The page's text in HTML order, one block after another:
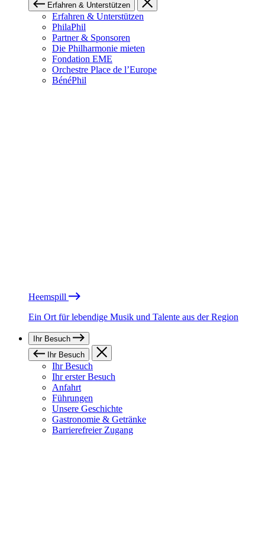
Erfahren & Unterstützen
Erfahren & Unterstützen
PhilaPhil
Partner & Sponsoren
Die Philharmonie mieten
Fondation EME
Orchestre Place de l’Europe
BénéPhil
Heemspill
Ein Ort für lebendige Musik und Talente aus der Region
Ihr Besuch
Ihr Besuch
Ihr Besuch
Ihr erster Besuch
Anfahrt
Führungen
Unsere Geschichte
Gastronomie & Getränke
Barrierefreier Zugang